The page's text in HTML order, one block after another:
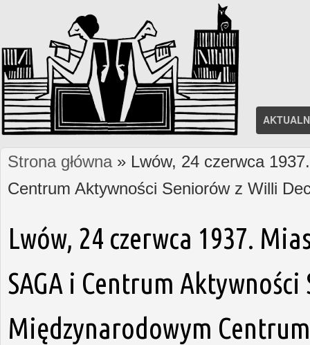
Jesteś tutaj
Strona główna» Lwów, 24 czerwca
Centrum Aktywności Seniorów z Willi
Lwów, 24 czerwca 1937.
SAGA i Centrum
Międzynarodowym